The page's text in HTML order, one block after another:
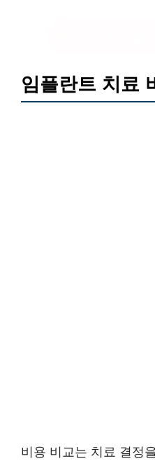
임플란트 치료
비용 비교는 치료 결정